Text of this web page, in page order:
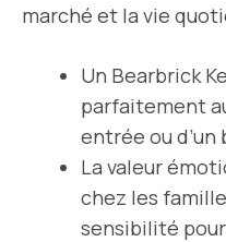
marché et la vie
Un Bearbrick
parfaitement
entrée ou
La valeur
chez les
sensibilité